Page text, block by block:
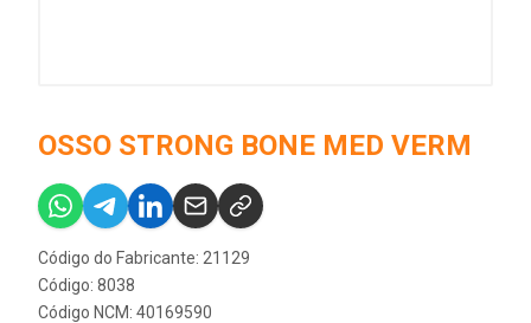
OSSO STRONG BONE MED VERM
Código do Fabricante: 21129
Código: 8038
Código NCM: 40169590